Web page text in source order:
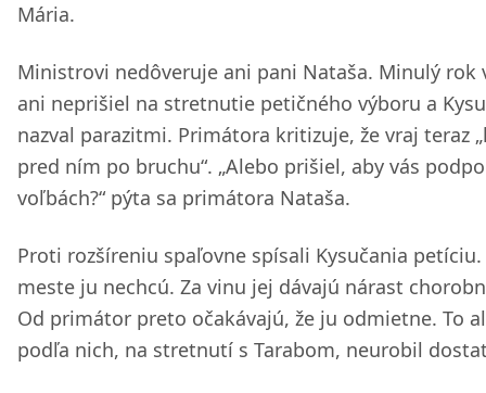
Mária.
Ministrovi nedôveruje ani pani Nataša. Minulý rok
ani neprišiel na stretnutie petičného výboru a
nazval parazitmi. Primátora kritizuje, že vraj teraz
pred ním po bruchu“. „Alebo prišiel, aby vás
voľbách?“ pýta sa primátora Nataša.
Proti rozšíreniu spaľovne spísali Kysučania petíciu.
meste ju nechcú. Za vinu jej dávajú nárast
Od primátor preto očakávajú, že ju odmietne. To
podľa nich, na stretnutí s Tarabom, neurobil